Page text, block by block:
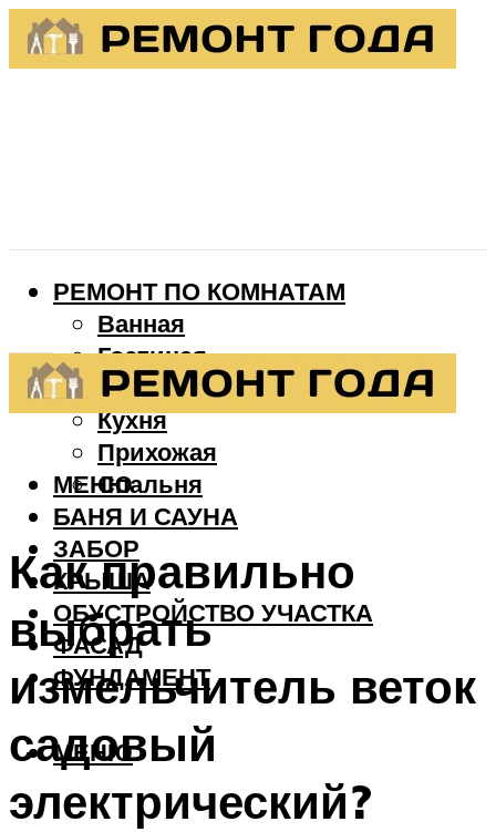
РЕМОНТ ПО КОМНАТАМ
Ванная
Гостиная
Детская
Кухня
Прихожая
Спальня
БАНЯ И САУНА
ЗАБОР
КРЫША
ОБУСТРОЙСТВО УЧАСТКА
ФАСАД
ФУНДАМЕНТ
МЕНЮ
МЕНЮ
Как правильно
выбрать
измельчитель веток
садовый
электрический?